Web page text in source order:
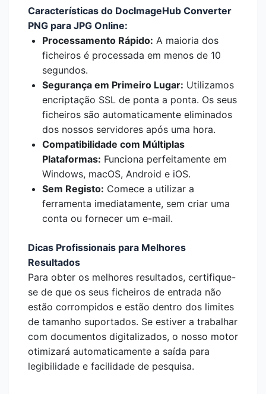
Características do DocImageHub Converter
PNG para JPG Online:
Processamento Rápido: A maioria dos
ficheiros é processada em menos de 10
segundos.
Segurança em Primeiro Lugar: Utilizamos
encriptação SSL de ponta a ponta. Os seus
ficheiros são automaticamente eliminados
dos nossos servidores após uma hora.
Compatibilidade com Múltiplas
Plataformas: Funciona perfeitamente em
Windows, macOS, Android e iOS.
Sem Registo: Comece a utilizar a
ferramenta imediatamente, sem criar uma
conta ou fornecer um e-mail.
Dicas Profissionais para Melhores
Resultados
Para obter os melhores resultados, certifique-
se de que os seus ficheiros de entrada não
estão corrompidos e estão dentro dos limites
de tamanho suportados. Se estiver a trabalhar
com documentos digitalizados, o nosso motor
otimizará automaticamente a saída para
legibilidade e facilidade de pesquisa.